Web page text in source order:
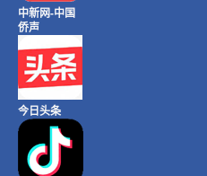
中新网-中国
侨声
今日头条